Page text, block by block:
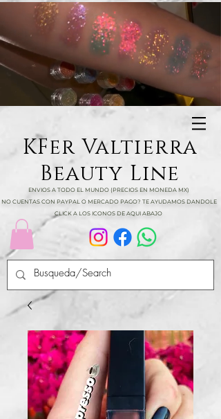
KFer Valtierra
Beauty Line
ENVIOS A TODO EL MUNDO (PRECIOS EN MONEDA MX)
NO CUENTAS CON PAYPAL O MERCADO PAGO? TE AYUDAMOS DANDOLE
CLICK A LOS ICONOS DE AQUI ABAJO